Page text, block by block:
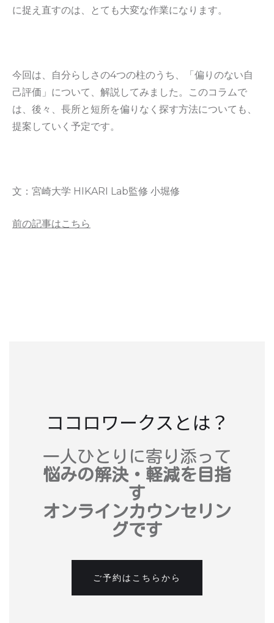
に捉え直すのは、とても大変な作業になります。
今回は、自分らしさの4つの柱のうち、「偏りのない自
己評価」について、解説してみました。このコラムで
は、後々、長所と短所を偏りなく探す方法についても、
提案していく予定です。
文：宮崎大学 HIKARI Lab監修 小堀修
前の記事はこちら
ココロワークスとは？
一人ひとりに寄り添って
悩みの解決・軽減を目指
す
オンラインカウンセリン
グです
ご予約はこちらから